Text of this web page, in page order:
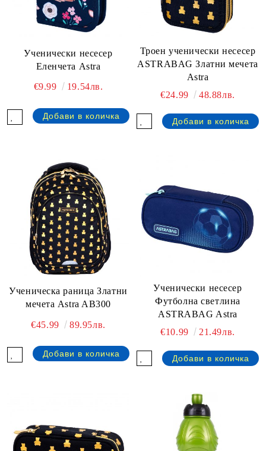
Ученически несесер
Еленчета Astra
€9.99 19.54лв.
Троен ученически несесер
ASTRABAG Златни мечета
Astra
€24.99
48.88лв.
Ученическа раница Златни
мечета Astra AB300
€45.99 89.95лв.
Ученически несесер
Футболна светлина
ASTRABAG Astra
€10.99
21.49лв.